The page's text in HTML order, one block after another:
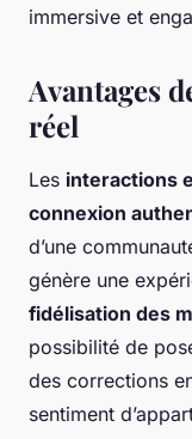
immersive et
Avantages
réel
Les interactions
connexion
d’une
génère une
fidélisation des
possibilité de
des corrections
sentiment